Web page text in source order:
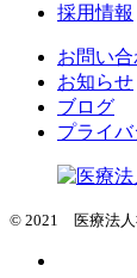
採用情報
お問い
お知らせ
ブログ
プライ
© 2021 医療法人